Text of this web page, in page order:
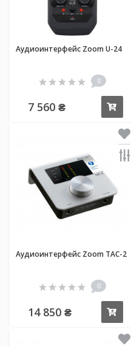
Аудиоинтерфейс Zoom U-24
0
7 560 ₴
Аудиоинтерфейс Zoom TAC-2
0
14 850 ₴